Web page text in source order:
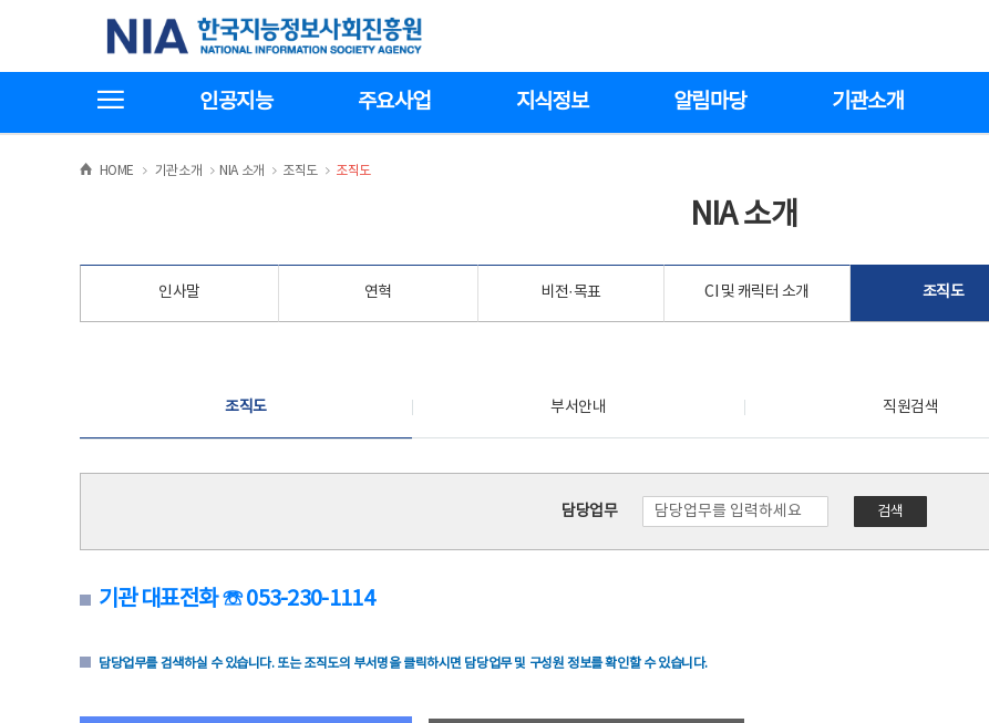
기
한국지능정보사회진흥원
인공지능 주요사업 지식정보 알림마당 기관소개
HOME >
기관소개 >NIA 소개 >
조직도 >
조직도
NIA 소개
인사말 연혁 비전·목표 CI 및 캐릭터 소개 조직도
조직도 부서안내 직원검색
담당업무 검색
기관 대표전화 ☏ 053-230-1114
담당업무를 검색하실 수 있습니다. 또는 조직도의 부서명을 클릭하시면 담당업무 및 구성원 정보를 확인할 수 있습니다.